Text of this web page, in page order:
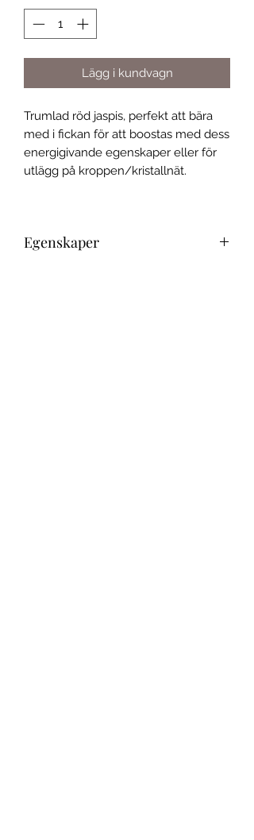
Lägg i kundvagn
Trumlad röd jaspis, perfekt att bära
med i fickan för att boostas med dess
energigivande egenskaper eller för
utlägg på kroppen/kristallnät.
Egenskaper